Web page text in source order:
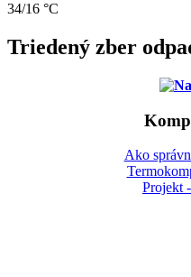
34/16 °C
Triedený zber
Ako
Projekt